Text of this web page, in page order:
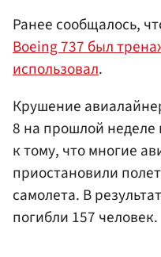
Ранее сообщалось,
Boeing 737 был
использовал.
Крушение
8 на прошлой
к тому, что многие
приостановили
самолета. В
погибли 157 человек.